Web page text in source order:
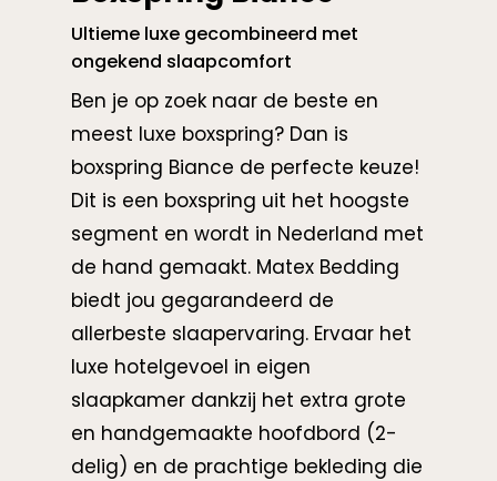
Ultieme luxe gecombineerd met
ongekend slaapcomfort
Ben je op zoek naar de beste en
meest luxe boxspring? Dan is
boxspring Biance de perfecte keuze!
Dit is een boxspring uit het hoogste
segment en wordt in Nederland met
de hand gemaakt. Matex Bedding
biedt jou gegarandeerd de
allerbeste slaapervaring. Ervaar het
luxe hotelgevoel in eigen
slaapkamer dankzij het extra grote
en handgemaakte hoofdbord (2-
delig) en de prachtige bekleding die